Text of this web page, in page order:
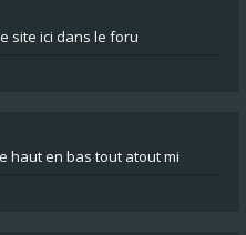
site ici dans le foru
haut en bas tout atout mi